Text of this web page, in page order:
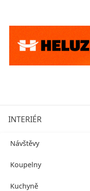
INTERIÉR
Návštěvy
Koupelny
Kuchyně